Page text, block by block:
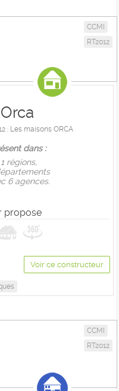
CCMI
RT2012
: Les maisons ORCA
dans :
1 règions,
6 agences.
propose
Voir ce constructeur
CCMI
RT2012